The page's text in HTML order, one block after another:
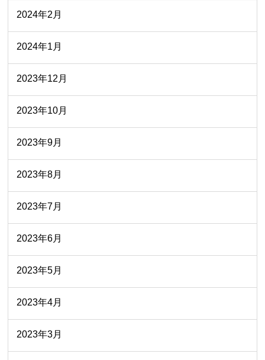
2024年2月
2024年1月
2023年12月
2023年10月
2023年9月
2023年8月
2023年7月
2023年6月
2023年5月
2023年4月
2023年3月